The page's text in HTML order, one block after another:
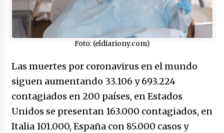
15/01/2026
Falcao regresa con el rabo entre las patas
07/01/2026
Captura de Maduro, donde manda capitán,
no manda marinero.
04/01/2026
Otro regalo navideño de Petrosky, al caído
Foto: (eldiariony.com)
Las muertes por coronavirus en el mundo
siguen aumentando 33.106 y 693.224
contagiados en 200 países, en Estados
Unidos se presentan 163.000 contagiados, en
Italia 101.000, España con 85.000 casos y